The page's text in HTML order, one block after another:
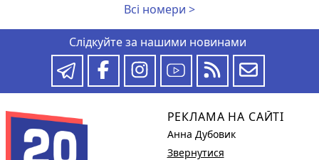
Всі номери >
Слідкуйте за нашими новинами
РЕКЛАМА НА САЙТІ
Анна Дубовик
Звернутися